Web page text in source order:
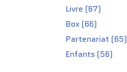
Livre (67)
Box (66)
Partenariat (65)
Enfants (56)